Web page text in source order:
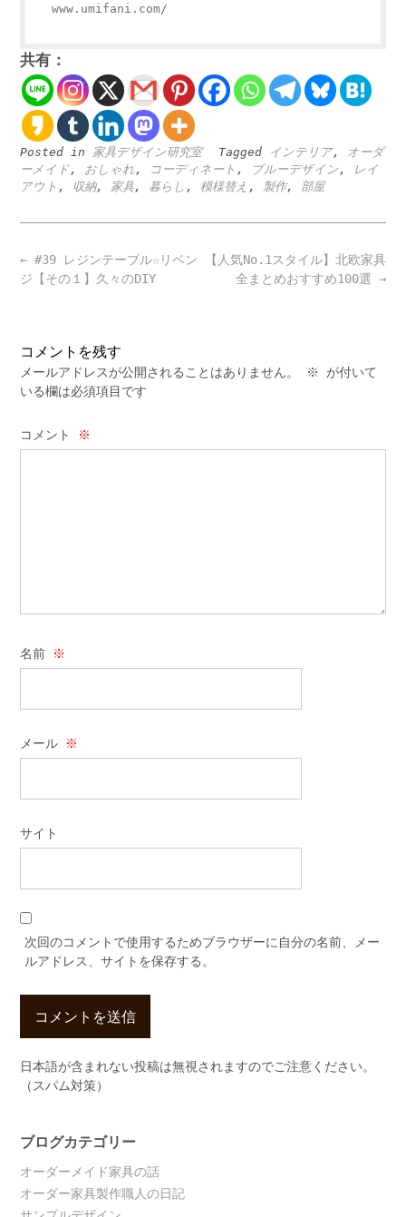
www.umifani.com/
共有：
Posted in 家具デザイン研究室 Tagged インテリア,
オーダ
ーメイド, おしゃれ , コーディネート , ブルーデザイン,
レイ
アウト , 収納, 家具, 暮らし , 模様替え , 製作, 部屋
Post
navigation
【人気No.1スタイル】北欧家具
全まとめおすすめ100選 →
← #39 レジンテーブル☆リベン
ジ【その１】久々のDIY
コメントを残す
メールアドレスが公開されることはありません。 ※
が付いて
いる欄は必須項目です
コメント ※
名前 ※
メール ※
サイト
次回のコメントで使用するためブラウザーに自分の名前、メー
ルアドレス、サイトを保存する。
日本語が含まれない投稿は無視されますのでご注意ください。
（スパム対策）
ブログカテゴリー
オーダーメイド家具の話
オーダー家具製作職人の日記